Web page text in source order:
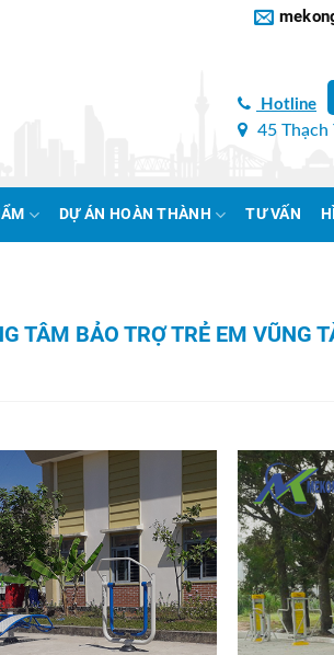
Hotline
45 Thạch
DỰ ÁN HOÀN THÀNH TƯ VẤN
TÂM BẢO TRỢ TRẺ EM VŨNG